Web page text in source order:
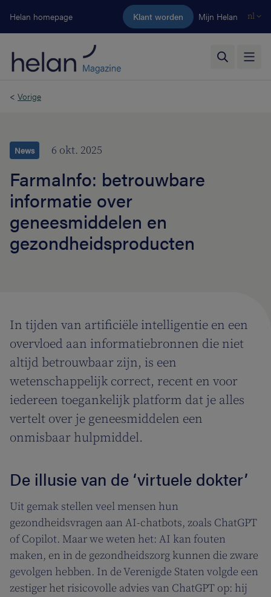
Ga naar de hoofdinhoud
Helan homepage Klant worden Mijn Helan nl
< Vorige
News 6 okt. 2025
FarmaInfo: betrouwbare
informatie over
geneesmiddelen en
gezondheidsproducten
In tijden van artificiële intelligentie en een
overvloed aan informatiebronnen die niet
altijd betrouwbaar zijn, is een
wetenschappelijk correct, recent en voor
iedereen toegankelijk platform dat je alles
vertelt over je geneesmiddelen een
onmisbaar hulpmiddel.
De illusie van de ‘virtuele dokter’
Uit gemak stellen veel mensen hun
gezondheidsvragen aan AI-chatbots, zoals ChatGPT
of Copilot. Maar we weten het: AI kan fouten
maken, en in de gezondheidszorg kunnen die zware
gevolgen hebben. In de Verenigde Staten volgde een
zestiger het risicovolle advies van ChatGPT op: hij